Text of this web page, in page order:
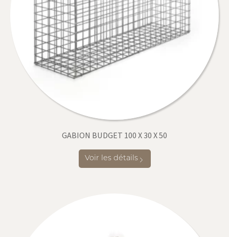
GABION BUDGET 100 X 30 X 50
Voir les détails